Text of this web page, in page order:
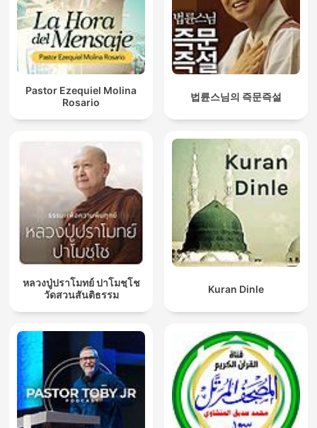
Pastor Ezequiel Molina
Rosario
법륜스님의 즉문즉설
หลวงปู่ปราโมทย์ ปาโมชฺโช
วัดสวนสันติธรรม
Kuran Dinle